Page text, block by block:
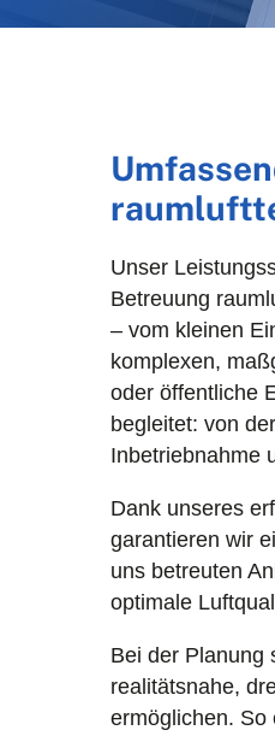
Unser
Betreuung
– vom kleinen
komplexen,
oder öffentliche
begleitet: von
Inbetriebnahme
Dank unseres
garantieren wir
uns betreuten
optimale
Bei der Planung
realitätsnahe,
ermöglichen. So